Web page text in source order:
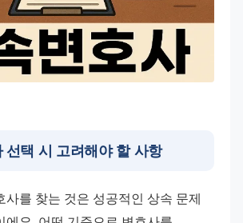
선택 시 고려해야 할 사항
사를 찾는 것은 성공적인 상속 문제